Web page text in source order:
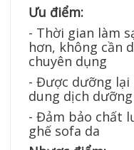
Ưu điểm:
- Thời gian làm
hơn, không cần
chuyên dụng
- Được dưỡng lại
dung dịch
- Đảm bảo chất
ghế sofa da